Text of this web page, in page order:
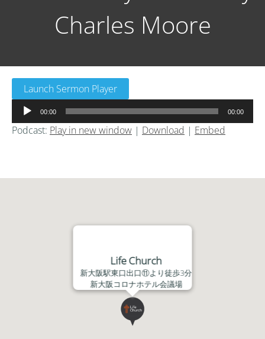
Charles Moore
Launch Sermon Player
声
プ
ヤ
00:00 00:00
Podcast: Play in new window | Download | Embed
Life Church
新大阪駅東口出口⑪より徒歩3分
新大阪コロナホテル会議場